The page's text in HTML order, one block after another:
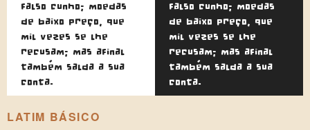
falso cunho; moedas
de baixo preço, que
mil vezes se lhe
recusam; mas afinal
também salda a sua
conta.
falso cunho; moedas
de baixo preço, que
mil vezes se lhe
recusam; mas afinal
também salda a sua
conta.
LATIM BÁSICO